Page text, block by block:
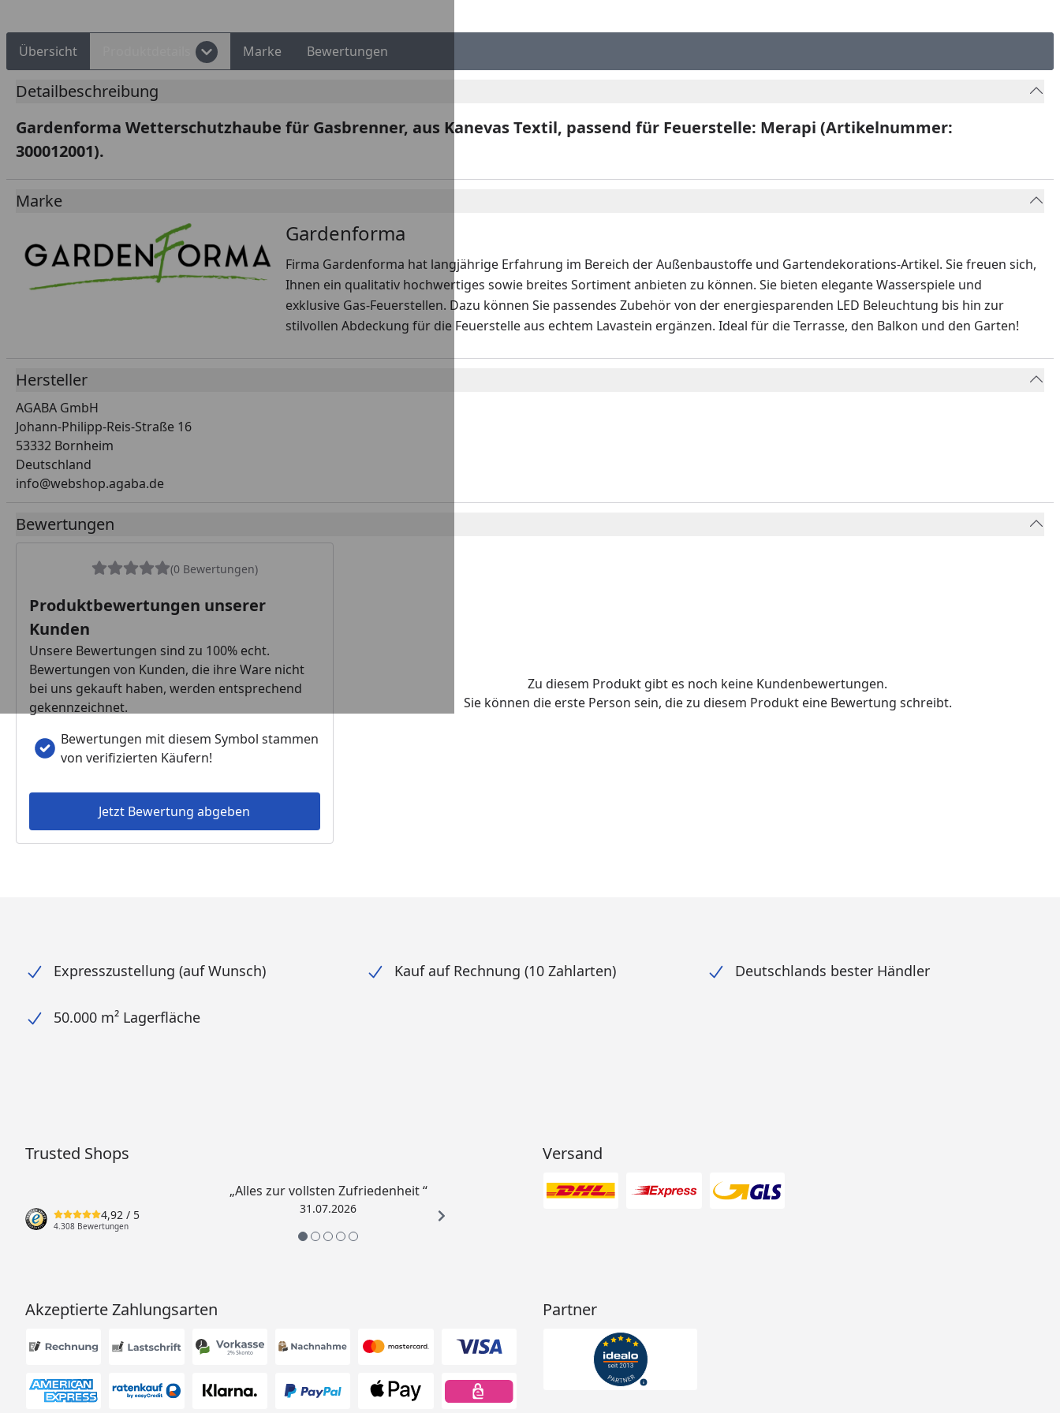
Übersicht Marke Bewertungen
Detailbeschreibung
Gardenforma Wetterschutzhaube für Gasbrenner, aus Kanevas Textil, passend für Feuerstelle: Merapi (Artikelnummer:
300012001).
Marke
Gardenforma
Firma Gardenforma hat langjährige Erfahrung im Bereich der Außenbaustoffe und Gartendekorations-Artikel. Sie freuen sich,
Ihnen ein qualitativ hochwertiges sowie breites Sortiment anbieten zu können. Sie bieten elegante Wasserspiele und
exklusive Gas-Feuerstellen. Dazu können Sie passendes Zubehör von der energiesparenden LED Beleuchtung bis hin zur
stilvollen Abdeckung für die Feuerstelle aus echtem Lavastein ergänzen. Ideal für die Terrasse, den Balkon und den Garten!
Hersteller
AGABA GmbH
Johann-Philipp-Reis-Straße 16
53332 Bornheim
Deutschland
info@webshop.agaba.de
Bewertungen
(0 Bewertungen)
Produktbewertungen unserer
Kunden
Unsere Bewertungen sind zu 100% echt.
Bewertungen von Kunden, die ihre Ware nicht
bei uns gekauft haben, werden entsprechend
gekennzeichnet.
Bewertungen mit diesem Symbol stammen
von verifizierten Käufern!
Jetzt Bewertung abgeben
Zu diesem Produkt gibt es noch keine Kundenbewertungen.
Sie können die erste Person sein, die zu diesem Produkt eine Bewertung schreibt.
Expresszustellung (auf Wunsch) Kauf auf Rechnung (10 Zahlarten) Deutschlands bester Händler
50.000 m² Lagerfläche
Trusted Shops
4,92 / 5
4.308 Bewertungen
„Alles zur vollsten Zufriedenheit “
31.07.2026
Versand
Akzeptierte Zahlungsarten Partner